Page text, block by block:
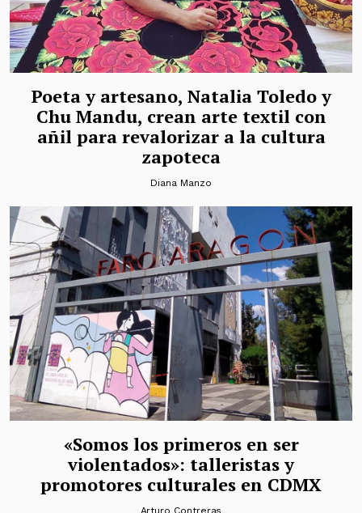
Poeta y artesano, Natalia Toledo y
Chu Mandu, crean arte textil con
añil para revalorizar a la cultura
zapoteca
Diana Manzo
«Somos los primeros en ser
violentados»: talleristas y
promotores culturales en CDMX
Arturo Contreras